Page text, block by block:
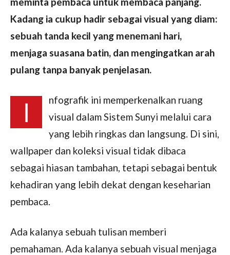
Kadang ia cukup hadir sebagai visual yang diam:
sebuah tanda kecil yang menemani hari,
menjaga suasana batin, dan mengingatkan arah
pulang tanpa banyak penjelasan.
I
nfografik ini memperkenalkan ruang
visual dalam Sistem Sunyi melalui cara
yang lebih ringkas dan langsung. Di sini,
wallpaper dan koleksi visual tidak dibaca
sebagai hiasan tambahan, tetapi sebagai bentuk
kehadiran yang lebih dekat dengan keseharian
pembaca.
Ada kalanya sebuah tulisan memberi
pemahaman. Ada kalanya sebuah visual menjaga